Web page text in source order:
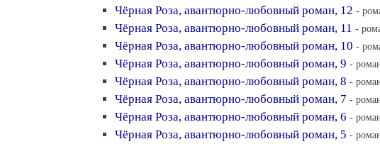
Чёрная Роза, авантюрно-любовный роман, 12 -
Чёрная Роза, авантюрно-любовный роман, 11 -
Чёрная Роза, авантюрно-любовный роман, 10 -
Чёрная Роза, авантюрно-любовный роман, 9 -
Чёрная Роза, авантюрно-любовный роман, 8 -
Чёрная Роза, авантюрно-любовный роман, 7 -
Чёрная Роза, авантюрно-любовный роман, 6 -
Чёрная Роза, авантюрно-любовный роман, 5 -